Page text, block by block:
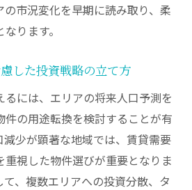
の市況変化を早期に読み取り、柔
ります。
した投資戦略の立て方
るには、エリアの将来人口予測を
件の用途転換を検討することが有
少が顕著な地域では、賃貸需要
重視した物件選びが重要となりま
、複数エリアへの投資分散、タ